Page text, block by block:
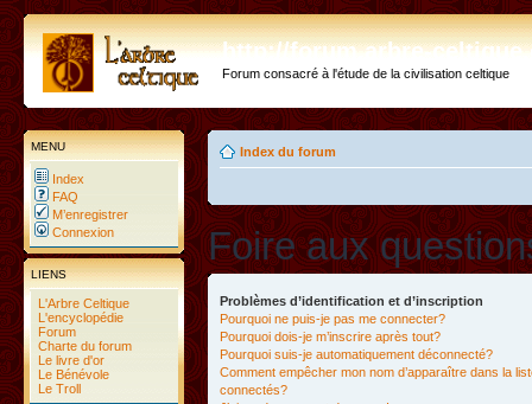
http://forum.arbre-
Forum consacré à l'étude de la civilisation celtique
MENU
Index
FAQ
M’enregistrer
Connexion
LIENS
L'Arbre Celtique
L'encyclopédie
Forum
Charte du forum
Le livre d'or
Le Bénévole
Le Troll
Index du forum
Foire aux
Problèmes d’identification et d’inscription
Pourquoi ne puis-je pas me connecter?
Pourquoi dois-je m’inscrire après tout?
Pourquoi suis-je automatiquement déconnecté?
Comment empêcher mon nom d’apparaître dans la
connectés?